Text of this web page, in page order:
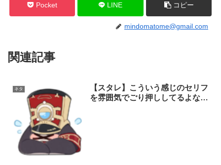
Pocket LINE コピー
mindomatome@gmail.com
関連記事
ネタ
【スタレ】こういう感じのセリフ
を雰囲気でごり押ししてるよな…